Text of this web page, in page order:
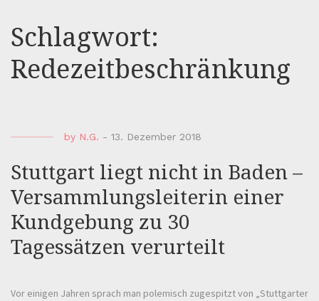
Schlagwort:
Redezeitbeschränkung
by N.G. - 13. Dezember 2018
Stuttgart liegt nicht in Baden –
Versammlungsleiterin einer
Kundgebung zu 30
Tagessätzen verurteilt
Vor einigen Jahren sprach man polemisch zugespitzt von „Stuttgarter